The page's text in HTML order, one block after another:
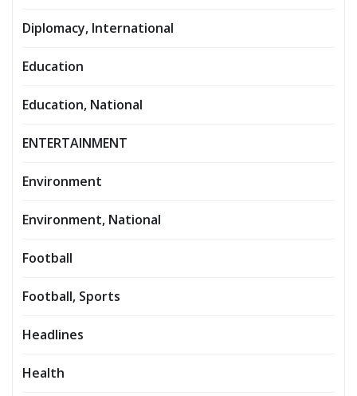
Diplomacy, International
Education
Education, National
ENTERTAINMENT
Environment
Environment, National
Football
Football, Sports
Headlines
Health